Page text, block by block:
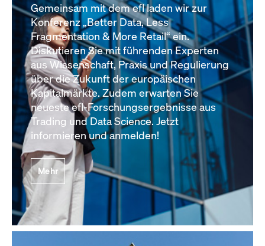
Gemeinsam mit dem efl laden wir zur
Konferenz „Better Data, Less
Fragmentation & More Retail“ ein.
Diskutieren Sie mit führenden Experten
aus Wissenschaft, Praxis und Regulierung
über die Zukunft der europäischen
Kapitalmärkte. Zudem erwarten Sie
neueste efl-Forschungsergebnisse aus
Trading und Data Science. Jetzt
informieren und anmelden!
Mehr